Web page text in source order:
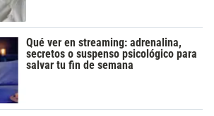
Qué ver en streaming: adrenalina,
secretos o suspenso psicológico para
salvar tu fin de semana